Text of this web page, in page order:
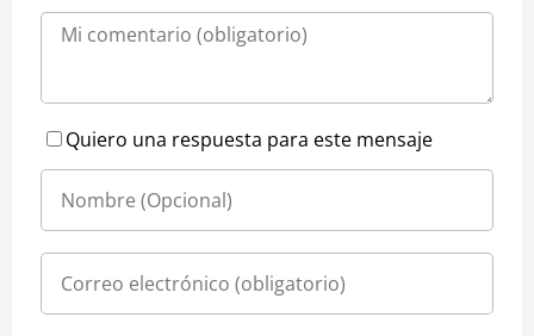
Quiero una respuesta para este mensaje